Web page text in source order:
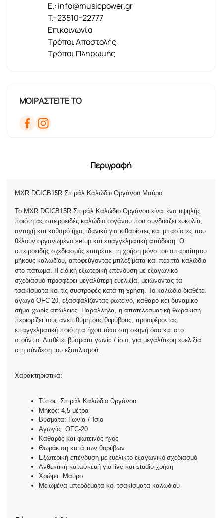
E.: info@musicpower.gr
T.: 23510-22777
Επικοινωνία
Τρόποι Αποστολής
Τρόποι Πληρωμής
ΜΟΙΡΑΣΤΕΙΤΕ ΤΟ
Περιγραφή
MXR DCICΒ15R Σπιράλ Καλώδιο Οργάνου Μαύρο
Το MXR DCICΒ15R Σπιράλ Καλώδιο Οργάνου είναι ένα υψηλής
ποιότητας σπειροειδές καλώδιο οργάνου που συνδυάζει ευκολία,
αντοχή και καθαρό ήχο, ιδανικό για κιθαρίστες και μπασίστες που
θέλουν οργανωμένο setup και επαγγελματική απόδοση. Ο
σπειροειδής σχεδιασμός επιτρέπει τη χρήση μόνο του απαραίτητου
μήκους καλωδίου, αποφεύγοντας μπλεξίματα και περιττά καλώδια
στο πάτωμα. Η ειδική εξωτερική επένδυση με εξαγωνικό
σχεδιασμό προσφέρει μεγαλύτερη ευελιξία, μειώνοντας τα
τσακίσματα και τις συστροφές κατά τη χρήση. Το καλώδιο διαθέτει
αγωγό OFC-20, εξασφαλίζοντας φωτεινό, καθαρό και δυναμικό
σήμα χωρίς απώλειες. Παράλληλα, η αποτελεσματική θωράκιση
περιορίζει τους ανεπιθύμητους θορύβους, προσφέροντας
επαγγελματική ποιότητα ήχου τόσο στη σκηνή όσο και στο
στούντιο. Διαθέτει βύσματα γωνία / ίσιο, για μεγαλύτερη ευελιξία
στη σύνδεση του εξοπλισμού.
Χαρακτηριστικά:
Τύπος: Σπιράλ Καλώδιο Οργάνου
Μήκος: 4,5 μέτρα
Βύσματα: Γωνία / Ίσιο
Αγωγός: OFC-20
Καθαρός και φωτεινός ήχος
Θωράκιση κατά των θορύβων
Εξωτερική επένδυση με ευέλικτο εξαγωνικό σχεδιασμό
Ανθεκτική κατασκευή για live και studio χρήση
Χρώμα: Μαύρο
Μειωμένα μπερδέματα και τσακίσματα καλωδίου